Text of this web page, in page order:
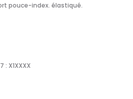
pouce-index. élastiqué.
: X1XXXX